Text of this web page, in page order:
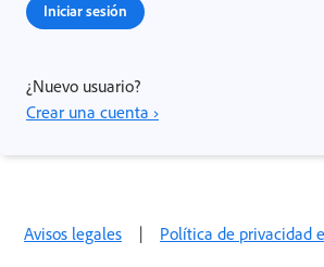
Iniciar sesión
¿Nuevo usuario?
Crear una cuenta ›
Avisos legales | Política de privacidad